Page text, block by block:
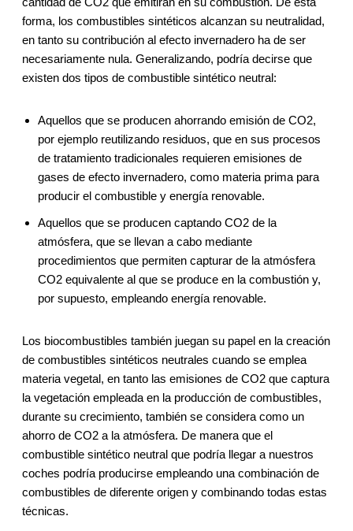
forma, los combustibles sintéticos alcanzan su neutralidad,
en tanto su contribución al efecto invernadero ha de ser
necesariamente nula. Generalizando, podría decirse que
existen dos tipos de combustible sintético neutral:
Aquellos que se producen ahorrando emisión de CO2,
por ejemplo reutilizando residuos, que en sus procesos
de tratamiento tradicionales requieren emisiones de
gases de efecto invernadero, como materia prima para
producir el combustible y energía renovable.
Aquellos que se producen captando CO2 de la
atmósfera, que se llevan a cabo mediante
procedimientos que permiten capturar de la atmósfera
CO2 equivalente al que se produce en la combustión y,
por supuesto, empleando energía renovable.
Los biocombustibles también juegan su papel en la creación
de combustibles sintéticos neutrales cuando se emplea
materia vegetal, en tanto las emisiones de CO2 que captura
la vegetación empleada en la producción de combustibles,
durante su crecimiento, también se considera como un
ahorro de CO2 a la atmósfera. De manera que el
combustible sintético neutral que podría llegar a nuestros
coches podría producirse empleando una combinación de
combustibles de diferente origen y combinando todas estas
técnicas.